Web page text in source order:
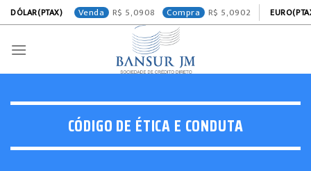
DÓLAR(PTAX) Venda 5,0908 Compra 5,0902
CÓDIGO DE ÉTICA E CONDUTA